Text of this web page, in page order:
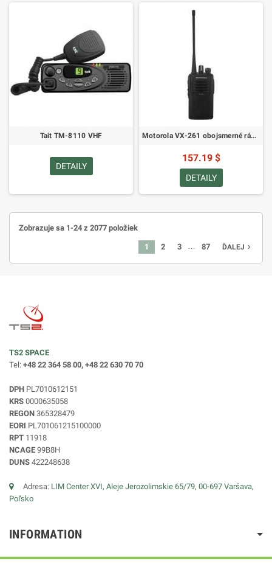
Tait TM-8110 VHF
DETAILY
Motorola VX-261 obojsmerné rádio
157.19 $
DETAILY
Zobrazuje sa 1-24 z 2077 položiek
1 2 3 … 87 ĎALEJ navigate_next
TS2 SPACE
Tel: +48 22 364 58 00, +48 22 630 70 70
DPH PL7010612151
KRS 0000635058
REGON 365328479
EORI PL701061215100000
RPT 11918
NCAGE 99B8H
DUNS 422248638
Adresa: LIM Center XVI, Aleje Jerozolimskie 65/79, 00-697 Varšava,
Poľsko
INFORMATION